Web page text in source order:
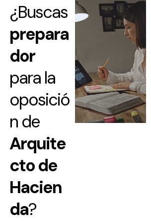
¿Buscas
prepara
dor
para la
oposició
n de
Arquite
cto de
Hacien
da?